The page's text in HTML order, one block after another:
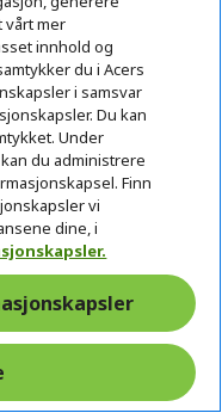
gaming-PC |
vårt mer
innhold og
du i Acers
i samsvar
Du kan
Under
du administrere
Finn
vi
dine, i